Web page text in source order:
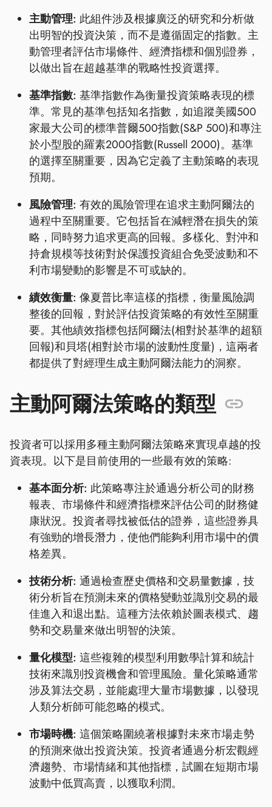
主動管理: 此組件涉及根據廣泛的研究和分析做
出明智的投資決策，而不是遵循固定的指數。主
動管理者評估市場條件、經濟指標和個別證券，
以做出旨在超越基準的戰略性投資選擇。
基準指數: 基準指數作為衡量投資策略表現的標
準。常見的基準包括知名指數，如追蹤美國500
家最大公司的標準普爾500指數(S&P 500)和專注
於小型股的羅素2000指數(Russell 2000)。基準
的選擇至關重要，因為它定義了主動策略的表現
預期。
風險管理: 有效的風險管理在追求主動阿爾法的
過程中至關重要。它包括旨在減輕潛在損失的策
略，同時努力追求更高的回報。多樣化、對沖和
持倉規模等技術對於保護投資組合免受波動和不
利市場變動的影響是不可或缺的。
績效衡量: 像夏普比率這樣的指標，衡量風險調
整後的回報，對於評估投資策略的有效性至關重
要。其他績效指標包括阿爾法(相對於基準的超額
回報)和貝塔(相對於市場的波動性度量)，這兩者
都提供了對經理生成主動阿爾法能力的洞察。
主動阿爾法策略的類型
投資者可以採用多種主動阿爾法策略來實現卓越的投
資表現。以下是目前使用的一些最有效的策略:
基本面分析: 此策略專注於通過分析公司的財務
報表、市場條件和經濟指標來評估公司的財務健
康狀況。投資者尋找被低估的證券，這些證券具
有強勁的增長潛力，使他們能夠利用市場中的價
格差異。
技術分析: 通過檢查歷史價格和交易量數據，技
術分析旨在預測未來的價格變動並識別交易的最
佳進入和退出點。這種方法依賴於圖表模式、趨
勢和交易量來做出明智的決策。
量化模型: 這些複雜的模型利用數學計算和統計
技術來識別投資機會和管理風險。量化策略通常
涉及算法交易，並能處理大量市場數據，以發現
人類分析師可能忽略的模式。
市場時機: 這個策略圍繞著根據對未來市場走勢
的預測來做出投資決策。投資者通過分析宏觀經
濟趨勢、市場情緒和其他指標，試圖在短期市場
波動中低買高賣，以獲取利潤。